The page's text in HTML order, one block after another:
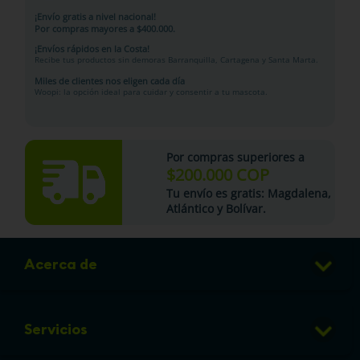
¡Envío gratis a nivel nacional!
Por compras mayores a $400.000.
¡Envíos rápidos en la Costa!
Recibe tus productos sin demoras Barranquilla, Cartagena y Santa Marta.
Miles de clientes nos eligen cada día
Woopi: la opción ideal para cuidar y consentir a tu mascota.
Por compras superiores a
$200.000 COP
Tu envío es gratis: Magdalena,
Atlántico y Bolívar.
Acerca de
Club de Puntos
Servicios